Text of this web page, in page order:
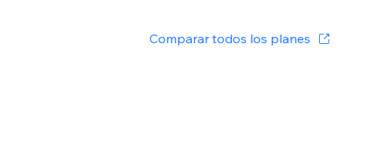
Comparar todos los planes